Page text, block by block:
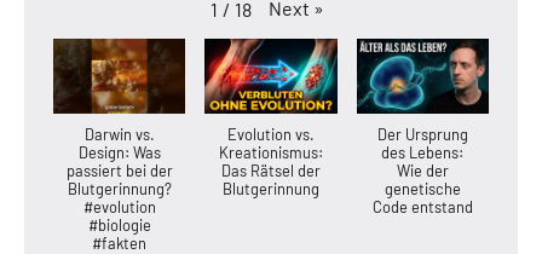
1 / 18 Next »
Darwin vs.
Design: Was
passiert bei der
Blutgerinnung?
#evolution
#biologie
#fakten
Evolution vs.
Kreationismus:
Das Rätsel der
Blutgerinnung
Der Ursprung
des Lebens:
Wie der
genetische
Code entstand